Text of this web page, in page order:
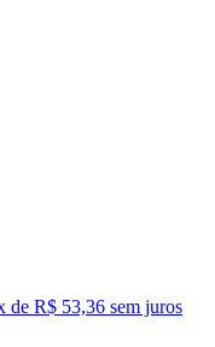
de R$ 53,36 sem juros